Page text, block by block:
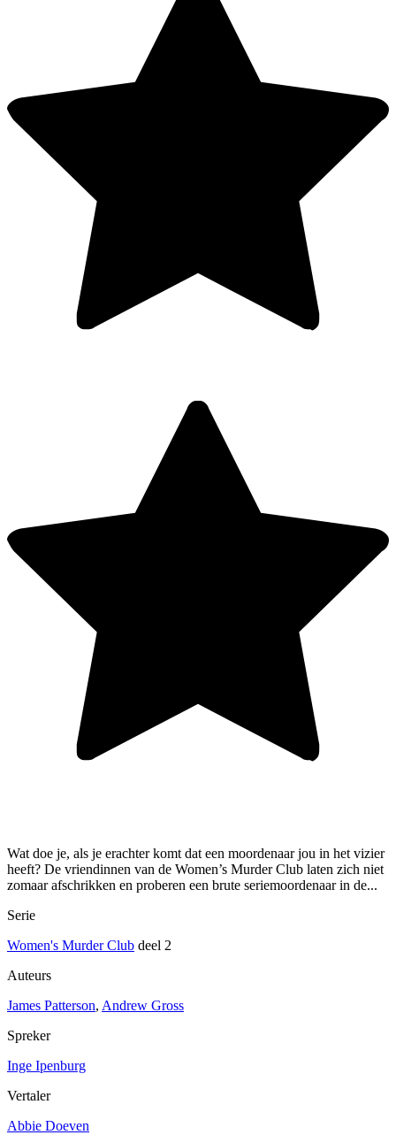
Wat doe je, als je erachter komt dat een moordenaar jou in het vizier
heeft? De vriendinnen van de Women’s Murder Club laten zich niet
zomaar afschrikken en proberen een brute seriemoordenaar in de...
Serie
Women's Murder Club deel 2
Auteurs
James Patterson, Andrew Gross
Spreker
Inge Ipenburg
Vertaler
Abbie Doeven